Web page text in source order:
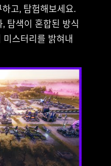
고, 탐험해보세요.
탐색이 혼합된 방식
스터리를 밝혀내